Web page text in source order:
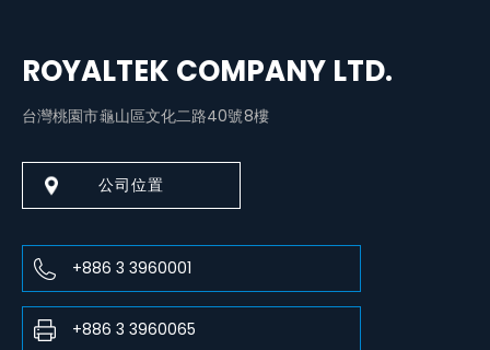
ROYALTEK COMPANY LTD.
台灣桃園市龜山區文化二路40號8樓
公司位置
+886 3 3960001
+886 3 3960065